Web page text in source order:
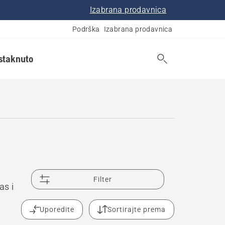
Izabrana prodavnica
Podrška Izabrana prodavnica
i
Filter
Uporedite Sortirajte prema